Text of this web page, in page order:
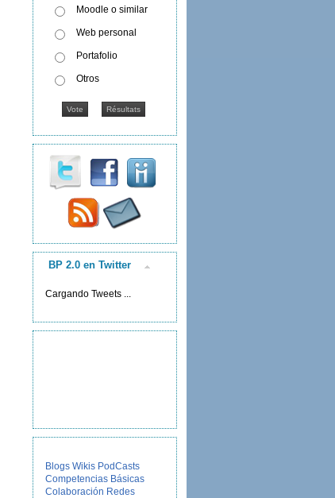
Moodle o similar
Web personal
Portafolio
Otros
BP 2.0 en Twitter
Cargando Tweets ...
Blogs Wikis PodCasts
Competencias Básicas
Colaboración Redes